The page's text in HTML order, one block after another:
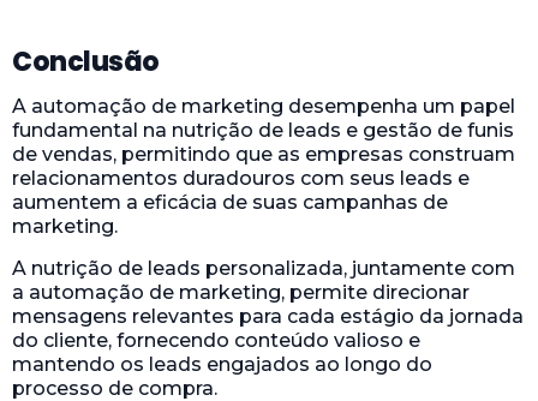
Conclusão
A automação de marketing desempenha um papel
fundamental na nutrição de leads e gestão de funis
de vendas, permitindo que as empresas construam
relacionamentos duradouros com seus leads e
aumentem a eficácia de suas campanhas de
marketing.
A nutrição de leads personalizada, juntamente com
a automação de marketing, permite direcionar
mensagens relevantes para cada estágio da jornada
do cliente, fornecendo conteúdo valioso e
mantendo os leads engajados ao longo do
processo de compra.